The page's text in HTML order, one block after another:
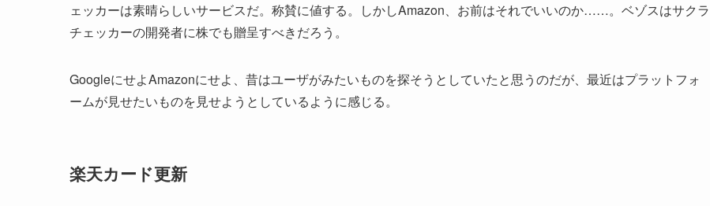
ェッカーは素晴らしいサービスだ。称賛に値する。しかしAmazon、お前はそれでいいのか……。ベゾスはサクラ
チェッカーの開発者に株でも贈呈すべきだろう。
GoogleにせよAmazonにせよ、昔はユーザがみたいものを探そうとしていたと思うのだが、最近はプラットフォ
ームが見せたいものを見せようとしているように感じる。
楽天カード更新